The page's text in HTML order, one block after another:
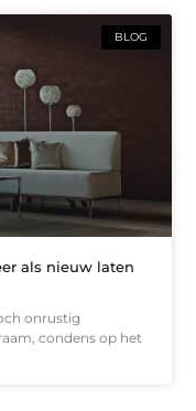
BLOG
als nieuw laten
onrustig
condens op het